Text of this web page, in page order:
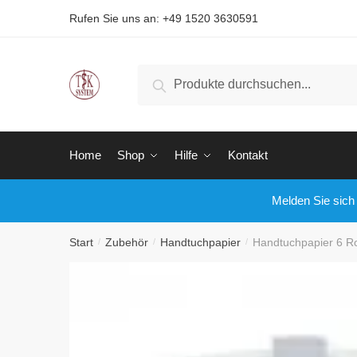
Rufen Sie uns an: +49 1520 3630591
Suchen
Home Shop Hilfe Kontakt
Melden Sie
Start / Zubehör / Handtuchpapier / Handtuchpapier 6